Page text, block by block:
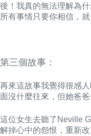
後！我真的無法理解為
所有事情只要你相信，
第三個故事：
再來這故事我覺得很感
面沒什麼往來，但她爸
這位女生去聽了Neville
解掉心中的怨恨，重新